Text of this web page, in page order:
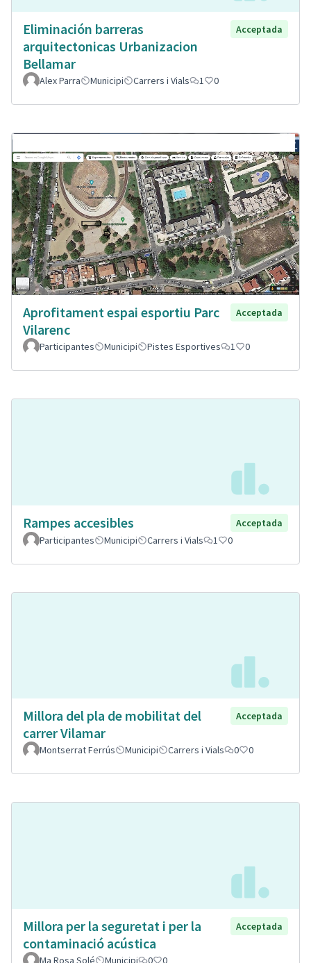
Eliminación barreras
arquitectonicas Urbanizacion
Bellamar
Acceptada
Alex Parra Municipi Carrers i Vials 1 0
Aprofitament espai esportiu Parc
Vilarenc
Acceptada
Participantes Municipi Pistes Esportives 1 0
Rampes accesibles
Acceptada
Participantes
Municipi Carrers i Vials 1 0
Millora del pla de mobilitat del
carrer Vilamar
Acceptada
Montserrat Ferrús Municipi Carrers i Vials 0 0
Millora per la seguretat i per la
contaminació acústica
Acceptada
Ma Rosa Solé Municipi 0 0